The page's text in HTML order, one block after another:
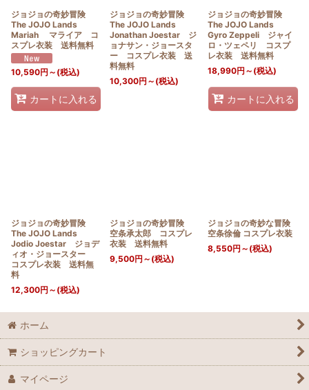
ジョジョの奇妙冒険
The JOJO Lands
Mariah マライア コ
スプレ衣装 送料無料
10,590円 ～ (税込)
カートに入れる
ジョジョの奇妙冒険
The JOJO Lands
Jonathan Joestar ジ
ョナサン・ジョースタ
ー コスプレ衣装 送
料無料
10,300円 ～ (税込)
ジョジョの奇妙冒険
The JOJO Lands
Gyro Zeppeli ジャイ
ロ・ツェペリ コスプ
レ衣装 送料無料
18,990円 ～ (税込)
カートに入れる
ジョジョの奇妙冒険
The JOJO Lands
Jodio Joestar ジョデ
ィオ・ジョースター
コスプレ衣装 送料無
料
12,300円 ～ (税込)
ジョジョの奇妙冒険
空条承太郎 コスプレ
衣装 送料無料
9,500円 ～ (税込)
ジョジョの奇妙な冒険
空条徐倫 コスプレ衣装
8,550円 ～ (税込)
ホーム
ショッピングカート
マイページ